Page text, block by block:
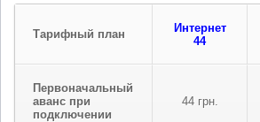
Тарифный план
Интернет
44
Первоначальный
аванс при
подключении
44 грн.